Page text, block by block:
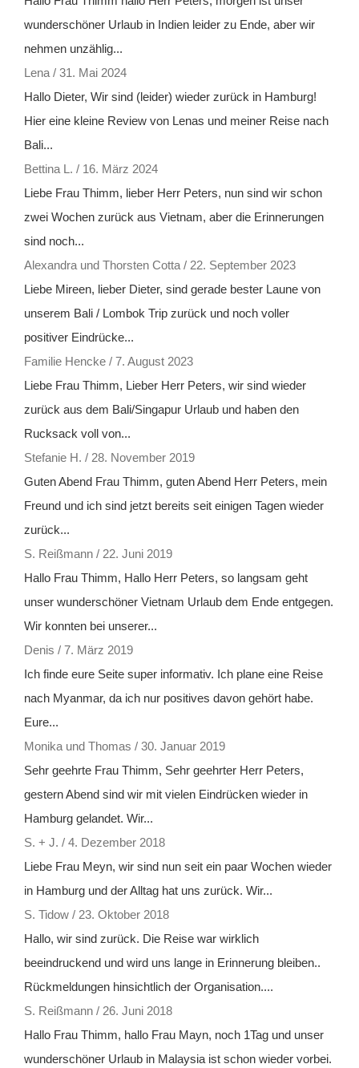
wunderschöner Urlaub in Indien leider zu Ende, aber wir
nehmen unzählig...
Lena / 31. Mai 2024
Hallo Dieter, Wir sind (leider) wieder zurück in Hamburg!
Hier eine kleine Review von Lenas und meiner Reise nach
Bali...
Bettina L. / 16. März 2024
Liebe Frau Thimm, lieber Herr Peters, nun sind wir schon
zwei Wochen zurück aus Vietnam, aber die Erinnerungen
sind noch...
Alexandra und Thorsten Cotta / 22. September 2023
Liebe Mireen, lieber Dieter, sind gerade bester Laune von
unserem Bali / Lombok Trip zurück und noch voller
positiver Eindrücke...
Familie Hencke / 7. August 2023
Liebe Frau Thimm, Lieber Herr Peters, wir sind wieder
zurück aus dem Bali/Singapur Urlaub und haben den
Rucksack voll von...
Stefanie H. / 28. November 2019
Guten Abend Frau Thimm, guten Abend Herr Peters, mein
Freund und ich sind jetzt bereits seit einigen Tagen wieder
zurück...
S. Reißmann / 22. Juni 2019
Hallo Frau Thimm, Hallo Herr Peters, so langsam geht
unser wunderschöner Vietnam Urlaub dem Ende entgegen.
Wir konnten bei unserer...
Denis / 7. März 2019
Ich finde eure Seite super informativ. Ich plane eine Reise
nach Myanmar, da ich nur positives davon gehört habe.
Eure...
Monika und Thomas / 30. Januar 2019
Sehr geehrte Frau Thimm, Sehr geehrter Herr Peters,
gestern Abend sind wir mit vielen Eindrücken wieder in
Hamburg gelandet. Wir...
S. + J. / 4. Dezember 2018
Liebe Frau Meyn, wir sind nun seit ein paar Wochen wieder
in Hamburg und der Alltag hat uns zurück. Wir...
S. Tidow / 23. Oktober 2018
Hallo, wir sind zurück. Die Reise war wirklich
beeindruckend und wird uns lange in Erinnerung bleiben..
Rückmeldungen hinsichtlich der Organisation....
S. Reißmann / 26. Juni 2018
Hallo Frau Thimm, hallo Frau Mayn, noch 1Tag und unser
wunderschöner Urlaub in Malaysia ist schon wieder vorbei.